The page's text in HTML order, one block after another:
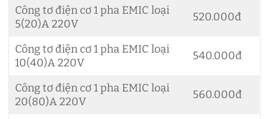
Công tơ điện cơ 1 pha EMIC loại
5(20)A 220V
520.000đ
Công tơ điện cơ 1 pha EMIC loại
10(40)A 220V
540.000đ
Công tơ điện cơ 1 pha EMIC loại
20(80)A 220V
560.000đ